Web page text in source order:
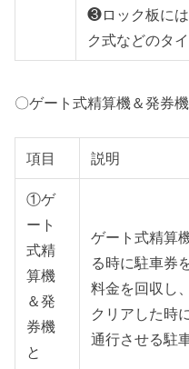
❸ロック板に
ク式などのタ
〇ゲート式精算機＆発券
項目 説明
①ゲ
ート
式精
算機
＆発
券機
と
ゲート式精算
る時に駐車券
料金を回収し
クリアした時
通行させる駐